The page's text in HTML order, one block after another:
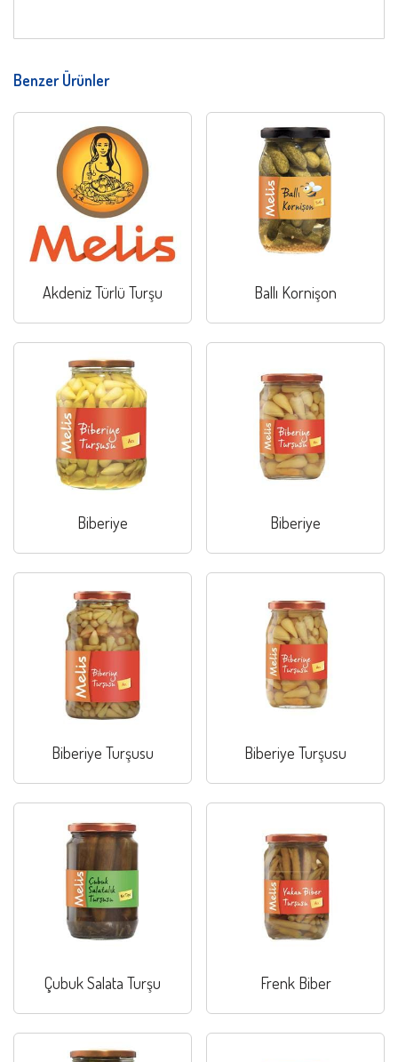
Benzer Ürünler
Akdeniz Türlü Turşu Ballı Kornişon
Biberiye Biberiye
Biberiye Turşusu Biberiye Turşusu
Çubuk Salata Turşu Frenk Biber